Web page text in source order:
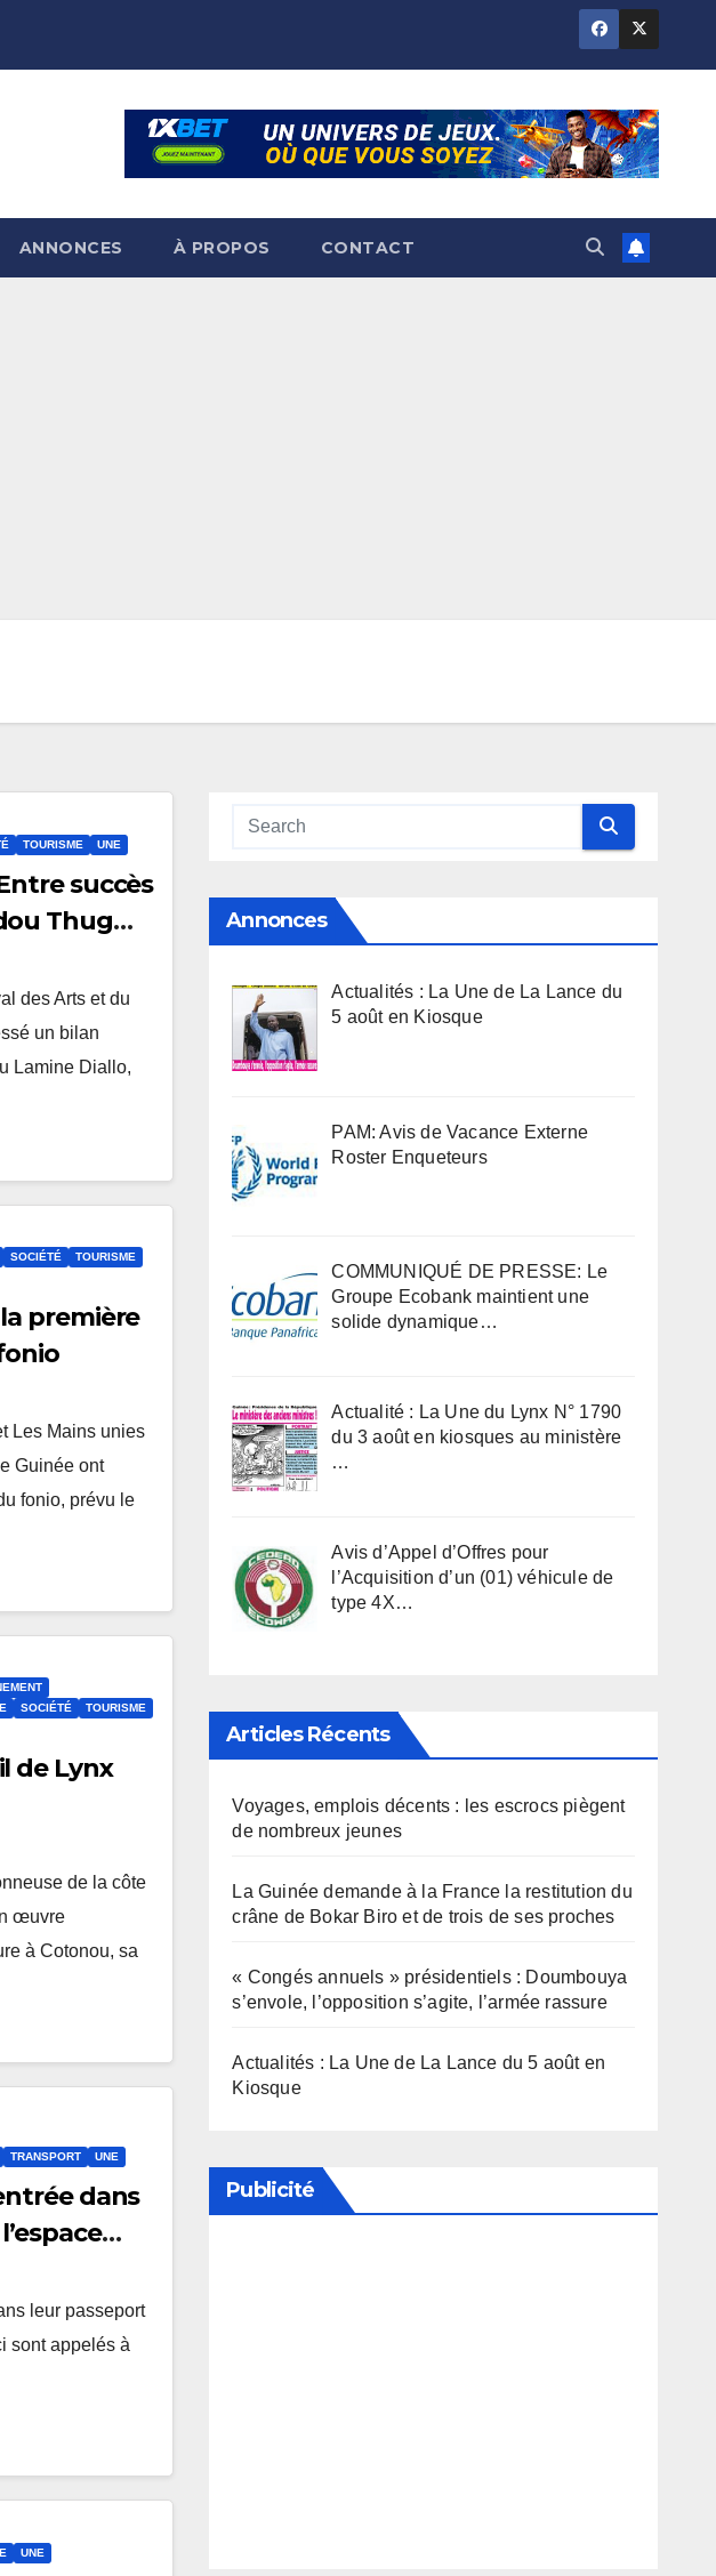
ANNONCES À PROPOS CONTACT
TOURISME UNE
succès
Thug
des Arts et du
un bilan
Lamine Diallo,
SOCIÉTÉ
TOURISME
première
Les Mains unies
Guinée ont
fonio, prévu le
SOCIÉTÉ
TOURISME
de Lynx
de la côte
œuvre
à Cotonou, sa
TRANSPORT UNE
dans
octobre
leur passeport
sont appelés à
UNE
Annonces
Actualités : La Une de La Lance du
5 août en Kiosque
PAM: Avis de Vacance Externe
Roster Enqueteurs
COMMUNIQUÉ DE PRESSE: Le
Groupe Ecobank maintient une
solide dynamique…
Actualité : La Une du Lynx N° 1790
du 3 août en kiosques au ministère
…
Avis d’Appel d’Offres pour
l’Acquisition d’un (01) véhicule de
type 4X…
Articles Récents
Voyages, emplois décents : les escrocs piègent
de nombreux jeunes
La Guinée demande à la France la restitution du
crâne de Bokar Biro et de trois de ses proches
« Congés annuels » présidentiels : Doumbouya
s’envole, l’opposition s’agite, l’armée rassure
Actualités : La Une de La Lance du 5 août en
Kiosque
Publicité